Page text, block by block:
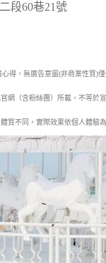
段60巷21號
得，無廣告意圖(非商業性質)
網（含粉絲團）所載，不等於
質不同，實際效果依個人體驗